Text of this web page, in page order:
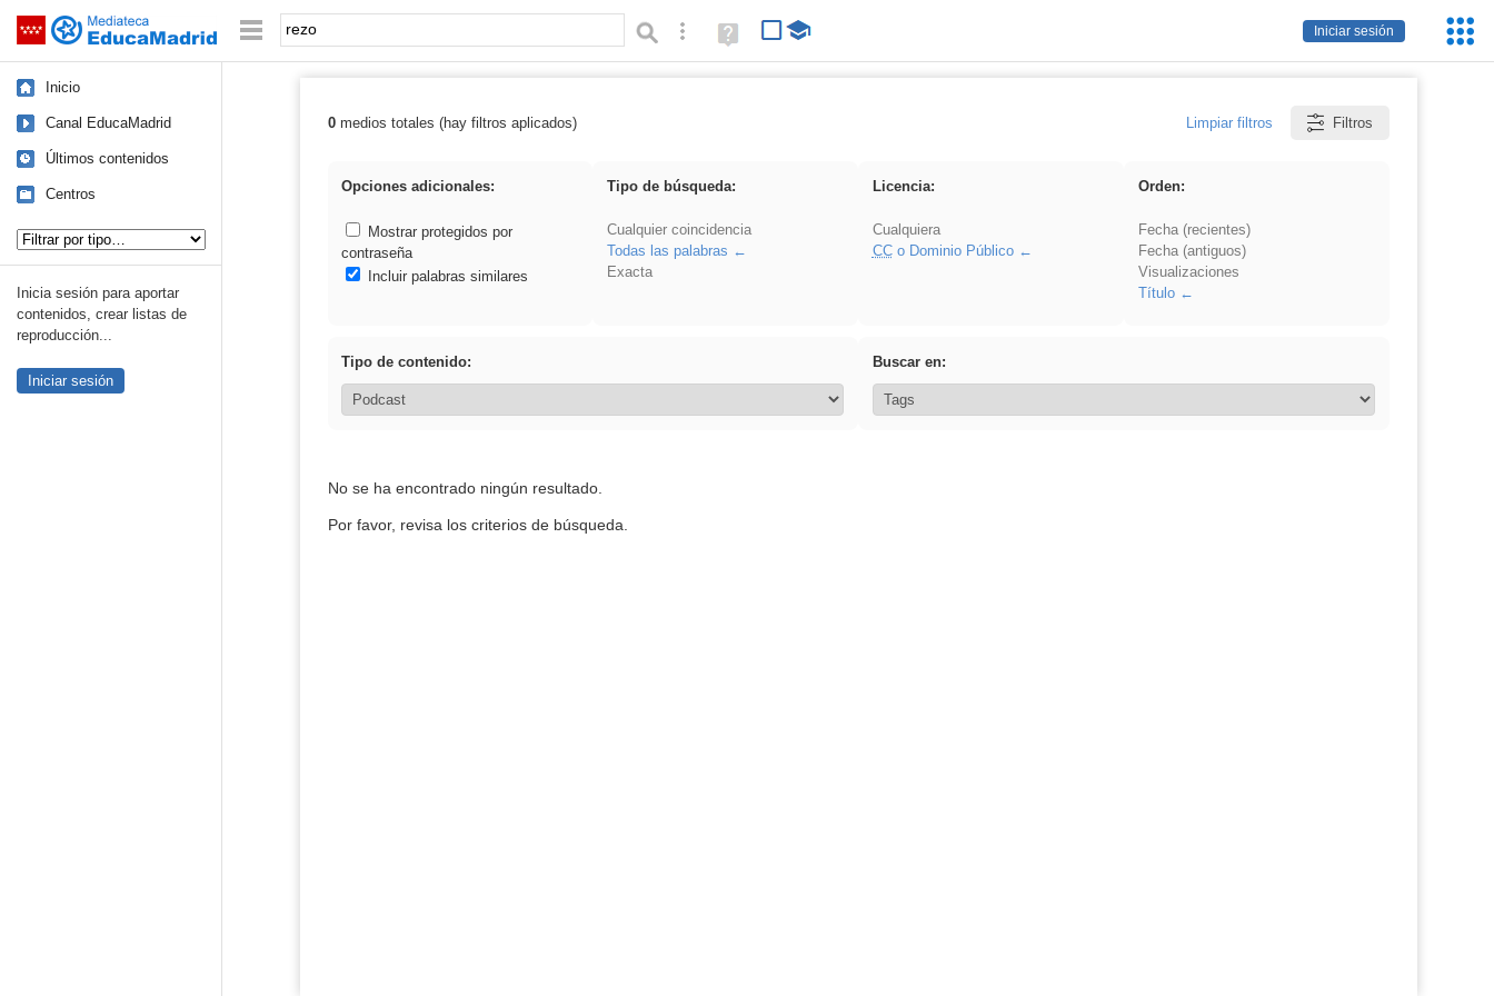
Saltar navegación
Iniciar sesión
Palabra o frase: Búsqueda avanzada
Ayuda
(en
Inicio
Canal EducaMadrid
Últimos contenidos
Centros
Inicia sesión para aportar
contenidos, crear listas de
reproducción...
Iniciar sesión
Resultados de: rezo
0medios totales (hay filtros aplicados) Limpiar filtros Filtros
Opciones adicionales:
Mostrar protegidos por
contraseña
Incluir palabras similares
Tipo de búsqueda:
Cualquier coincidencia
Todas las palabras
Exacta
Licencia:
Cualquiera
CCo Dominio Público
Orden:
Fecha (recientes)
Fecha (antiguos)
Visualizaciones
Título
Tipo de contenido: Buscar en:
No se ha encontrado ningún resultado.
Por favor, revisa los criterios de búsqueda.